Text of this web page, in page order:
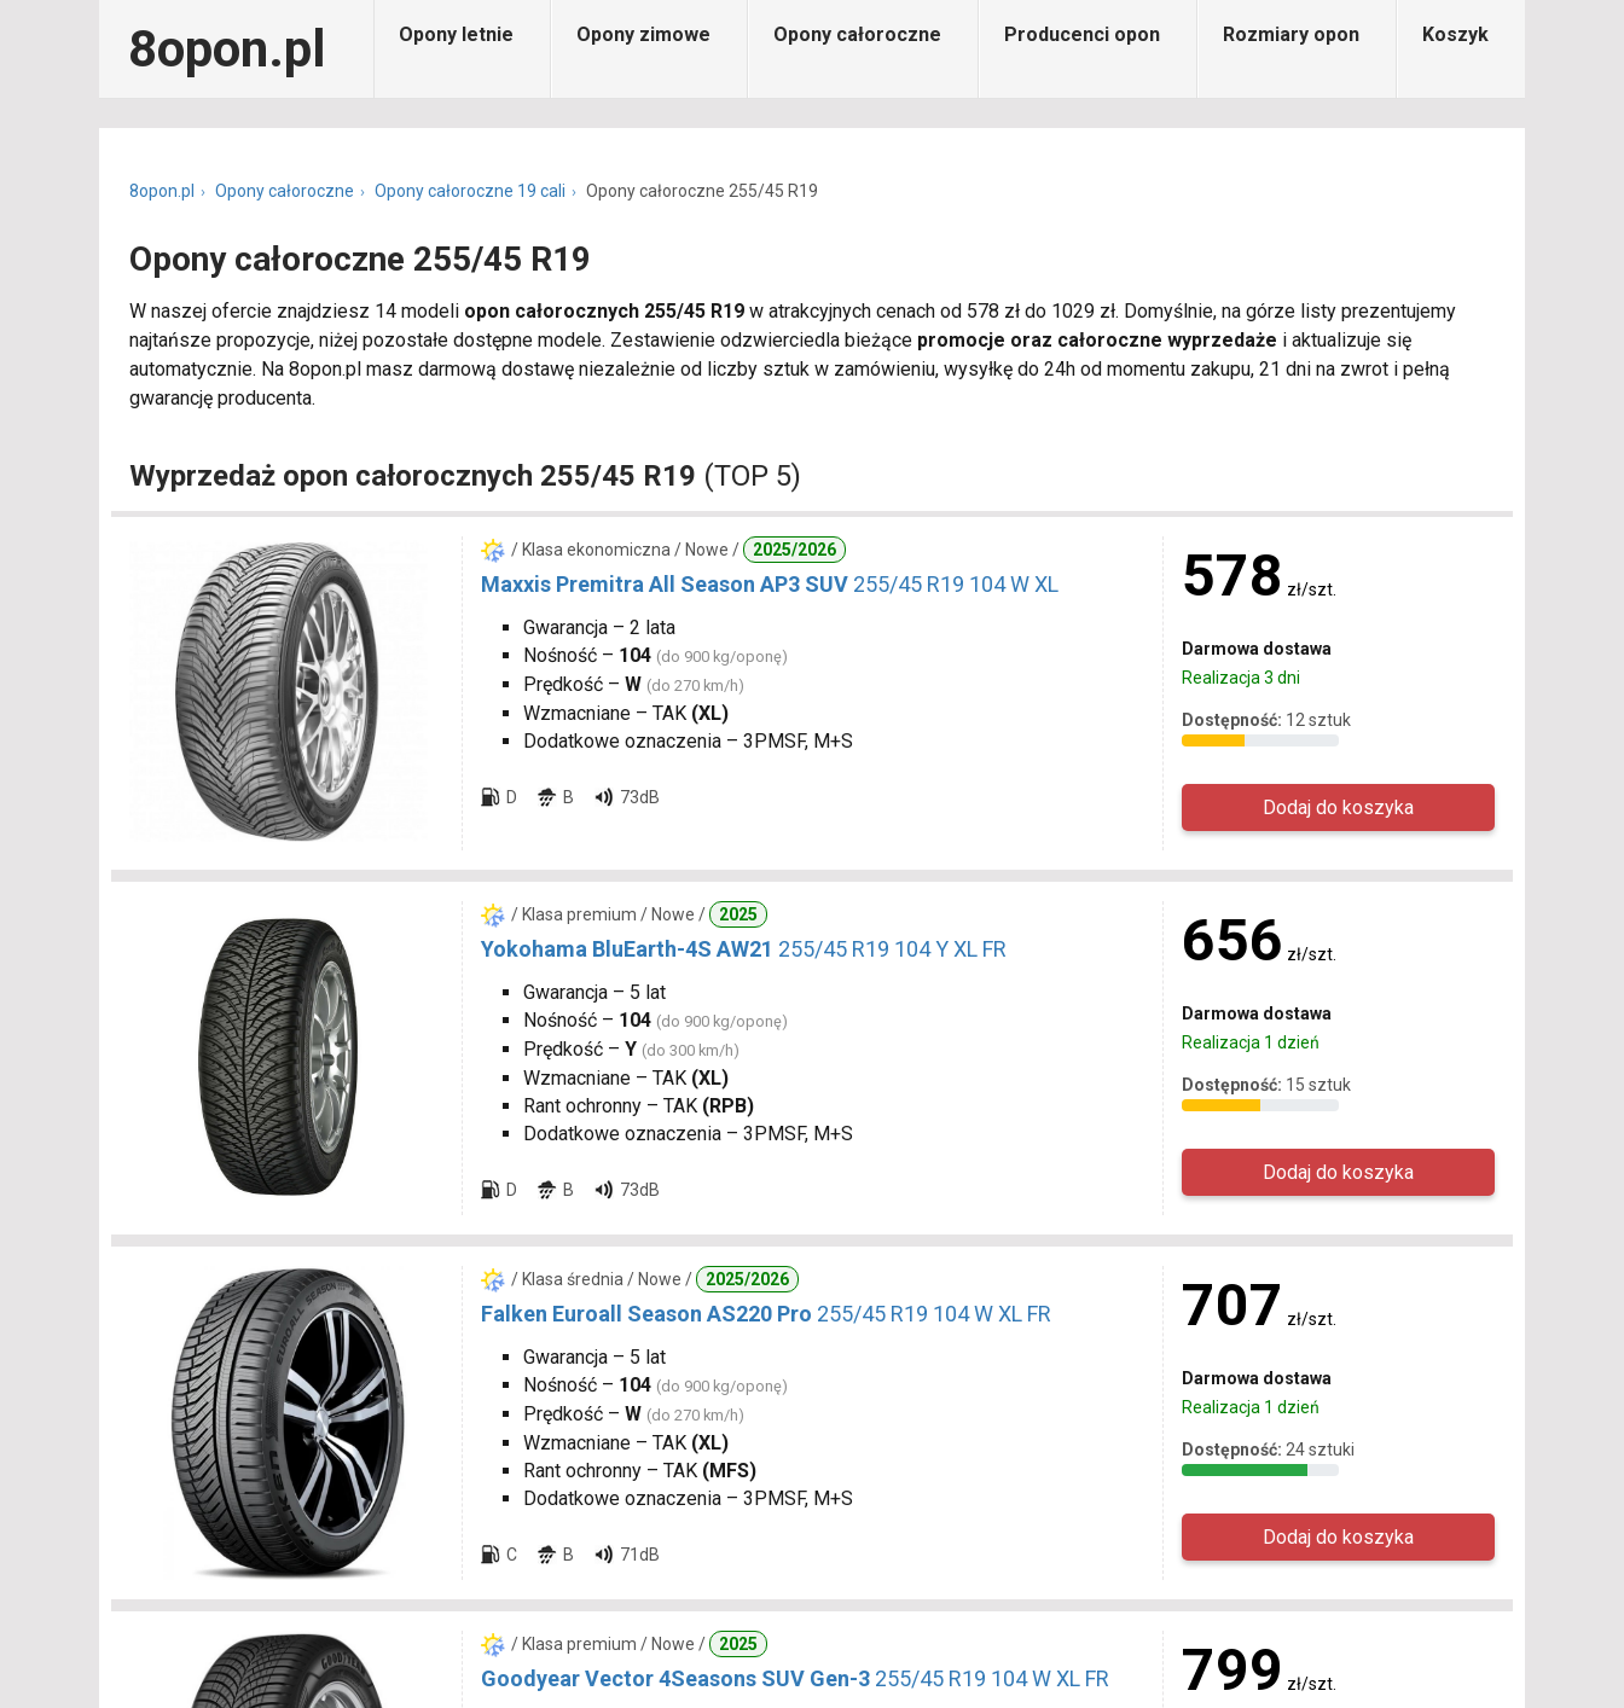
8opon.pl Opony letnie Opony zimowe Opony całoroczne Producenci opon Rozmiary opon Koszyk
8opon.pl Opony całoroczne Opony całoroczne 19 cali Opony całoroczne 255/45 R19
Opony całoroczne 255/45 R19
W naszej ofercie znajdziesz 14 modeli opon całorocznych 255/45 R19 w atrakcyjnych cenach od 578 zł do 1029 zł. Domyślnie, na górze listy prezentujemy
najtańsze propozycje, niżej pozostałe dostępne modele. Zestawienie odzwierciedla bieżące promocje oraz całoroczne wyprzedaże i aktualizuje się
automatycznie. Na 8opon.pl masz darmową dostawę niezależnie od liczby sztuk w zamówieniu, wysyłkę do 24h od momentu zakupu, 21 dni na zwrot i pełną
gwarancję producenta.
Wyprzedaż opon całorocznych 255/45 R19 (TOP 5)
/ Klasa ekonomiczna / Nowe / 2025/2026
Maxxis Premitra All Season AP3 SUV 255/45 R19 104 W XL
Gwarancja – 2 lata
Nośność – 104 (do 900 kg/oponę)
Prędkość – W (do 270 km/h)
Wzmacniane – TAK (XL)
Dodatkowe oznaczenia – 3PMSF, M+S
D B 73dB
578 zł/szt.
Darmowa dostawa
Realizacja 3 dni
Dostępność: 12 sztuk
/ Klasa premium / Nowe / 2025
Yokohama BluEarth-4S AW21 255/45 R19 104 Y XL FR
Gwarancja – 5 lat
Nośność – 104 (do 900 kg/oponę)
Prędkość – Y (do 300 km/h)
Wzmacniane – TAK (XL)
Rant ochronny – TAK (RPB)
Dodatkowe oznaczenia – 3PMSF, M+S
D B 73dB
656 zł/szt.
Darmowa dostawa
Realizacja 1 dzień
Dostępność: 15 sztuk
/ Klasa średnia / Nowe / 2025/2026
Falken Euroall Season AS220 Pro 255/45 R19 104 W XL FR
Gwarancja – 5 lat
Nośność – 104 (do 900 kg/oponę)
Prędkość – W (do 270 km/h)
Wzmacniane – TAK (XL)
Rant ochronny – TAK (MFS)
Dodatkowe oznaczenia – 3PMSF, M+S
C B 71dB
707 zł/szt.
Darmowa dostawa
Realizacja 1 dzień
Dostępność: 24 sztuki
/ Klasa premium / Nowe / 2025
Goodyear Vector 4Seasons SUV Gen-3 255/45 R19 104 W XL FR 799 zł/szt.